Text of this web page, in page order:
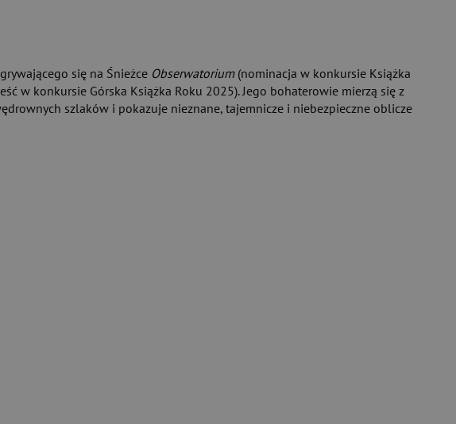
się na Śnieżce Obserwatorium(nominacja w konkursie Książka
w konkursie Górska Książka Roku 2025). Jego bohaterowie mierzą się z
szlaków i pokazuje nieznane, tajemnicze i niebezpieczne oblicze